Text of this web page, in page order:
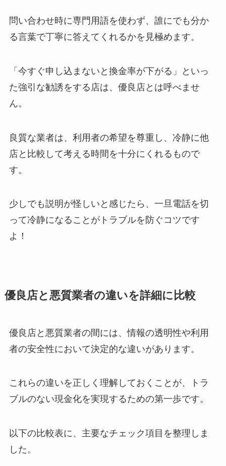
問い合わせ時に専門用語を使わず、誰にでも分か
る言葉で丁寧に答えてくれるかを見極めます。
「今すぐ申し込まないと換金率が下がる」といっ
た強引な勧誘をする店は、優良店とは呼べませ
ん。
良質な業者は、利用者の希望を尊重し、冷静に他
店と比較して考える時間を十分にくれるもので
す。
少しでも説明が怪しいと感じたら、一旦電話を切
って冷静になることがトラブルを防ぐコツです
よ！
優良店と悪質業者の違いを詳細に比較
優良店と悪質業者の間には、情報の透明性や利用
者の安全性において決定的な違いがあります。
これらの違いを正しく理解しておくことが、トラ
ブルのない現金化を実現するための第一歩です。
以下の比較表に、主要なチェック項目を整理しま
した。